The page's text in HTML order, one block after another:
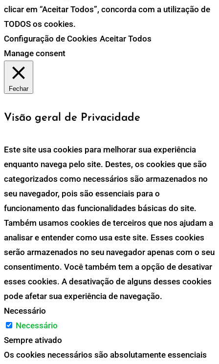
clicar em “Aceitar Todos”, concorda com a utilização de
TODOS os cookies.
Configuração de Cookies Aceitar Todos
Manage consent
Fechar
Visão geral de Privacidade
Este site usa cookies para melhorar sua experiência
enquanto navega pelo site. Destes, os cookies que são
categorizados como necessários são armazenados no
seu navegador, pois são essenciais para o
funcionamento das funcionalidades básicas do site.
Também usamos cookies de terceiros que nos ajudam a
analisar e entender como usa este site. Esses cookies
serão armazenados no seu navegador apenas com o seu
consentimento. Você também tem a opção de desativar
esses cookies. A desativação de alguns desses cookies
pode afetar sua experiência de navegação.
Necessário
Necessário
Sempre ativado
Os cookies necessários são absolutamente essenciais